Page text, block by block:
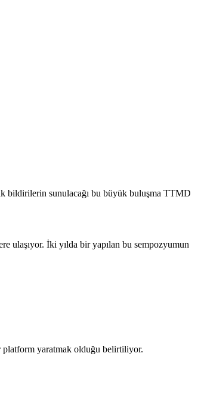
bildirilerin sunulacağı bu büyük buluşma TTMD
ulaşıyor. İki yılda bir yapılan bu sempozyumun
platform yaratmak olduğu belirtiliyor.